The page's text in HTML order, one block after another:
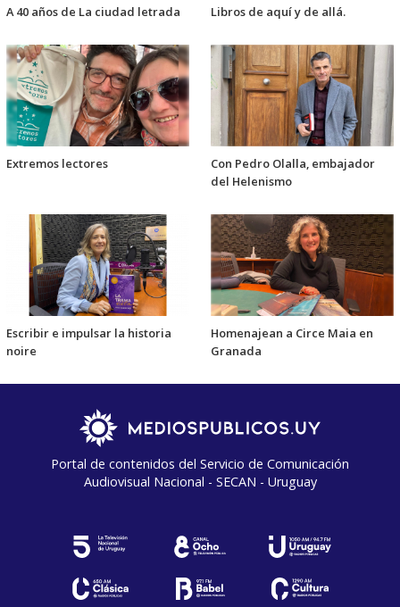
A 40 años de La ciudad letrada Libros de aquí y de allá.
Extremos lectores
Con Pedro Olalla, embajador
del Helenismo
Escribir e impulsar la historia
noire
Homenajean a Circe Maia en
Granada
Portal de contenidos del Servicio de Comunicación
Audiovisual Nacional - SECAN - Uruguay